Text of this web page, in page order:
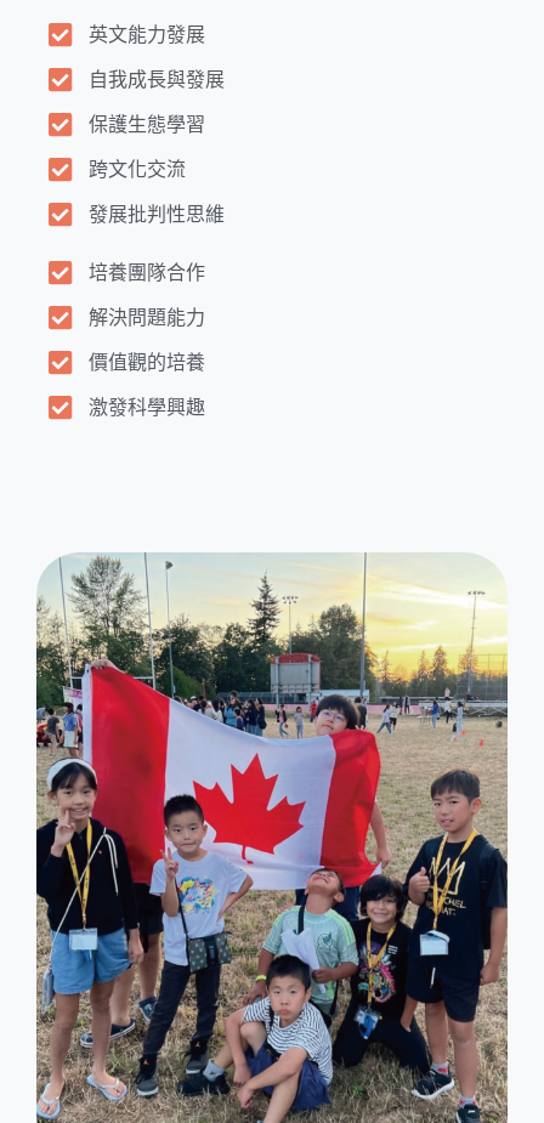
英文能力發展
自我成長與發展
保護生態學習
跨文化交流
發展批判性思維
培養團隊合作
解決問題能力
價值觀的培養
激發科學興趣